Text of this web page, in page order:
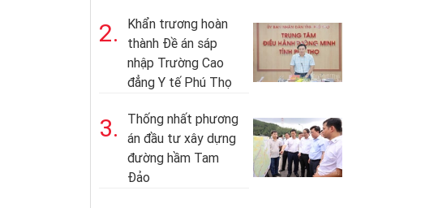
2.
Khẩn trương hoàn
thành Đề án sáp
nhập Trường Cao
đẳng Y tế Phú Thọ
3.
Thống nhất phương
án đầu tư xây dựng
đường hầm Tam
Đảo